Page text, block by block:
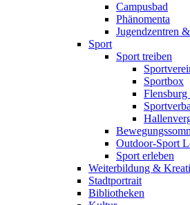
Campusbad
Phänomenta
Jugendzentren
Sport
Sport treiben
Sportbox
Outdoor-Sport
Sport erleben
Weiterbildung &
Stadtportrait
Bibliotheken